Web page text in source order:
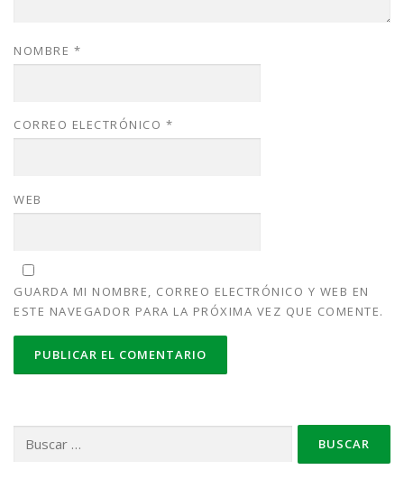
NOMBRE *
CORREO ELECTRÓNICO *
WEB
GUARDA MI NOMBRE, CORREO ELECTRÓNICO Y WEB EN
ESTE NAVEGADOR PARA LA PRÓXIMA VEZ QUE COMENTE.